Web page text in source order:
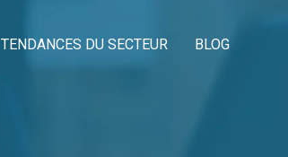
TENDANCES DU SECTEUR BLOG